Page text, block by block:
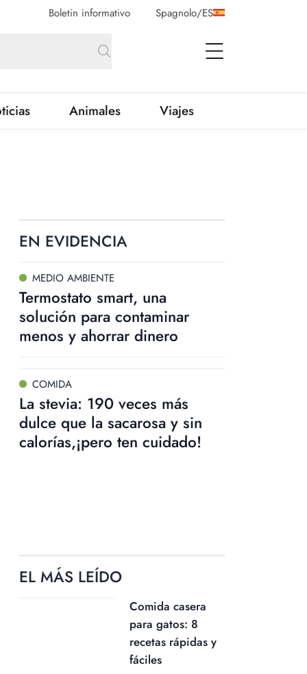
Boletin informativo Spagnolo/ES
open Menu
Animales Viajes
EN EVIDENCIA
MEDIO AMBIENTE
Termostato smart, una
solución para contaminar
menos y ahorrar dinero
COMIDA
La stevia: 190 veces más
dulce que la sacarosa y sin
calorías,¡pero ten cuidado!
EL MÁS LEÍDO
Comida casera
para gatos: 8
recetas rápidas y
fáciles